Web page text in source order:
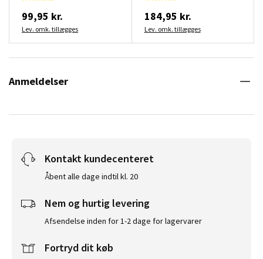
99,95 kr.
Lev. omk. tillægges
184,95 kr.
Lev. omk. tillægges
Anmeldelser
Kontakt kundecenteret
Åbent alle dage indtil kl. 20
Nem og hurtig levering
Afsendelse inden for 1-2 dage for lagervarer
Fortryd dit køb